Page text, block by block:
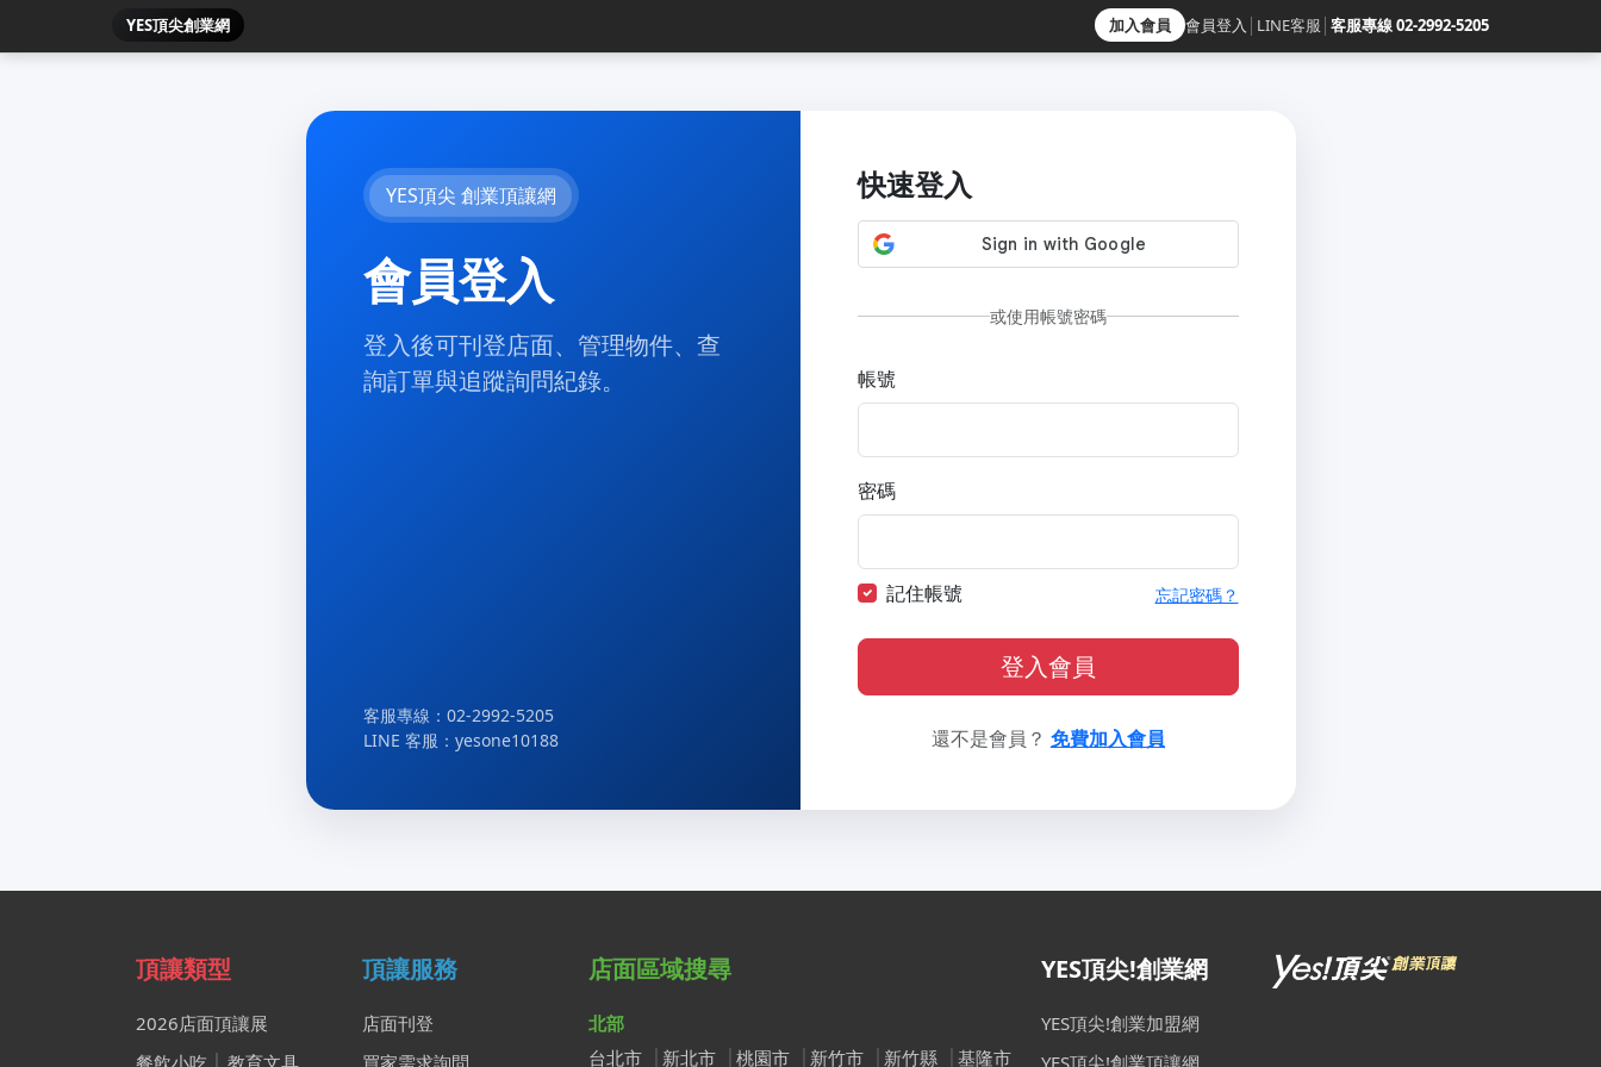
YES頂尖創業網 加入會員 會員登入 LINE客服 客服專線 02-2992-5205
YES頂尖 創業頂讓網
會員登入
登入後可刊登店面、管理物件、查
詢訂單與追蹤詢問紀錄。
客服專線：02-2992-5205
LINE 客服：yesone10188
快速登入
或使用帳號密碼
帳號
密碼
記住帳號 忘記密碼？
登入會員
還不是會員？ 免費加入會員
頂讓類型
2026店面頂讓展
餐飲小吃
教育文具
頂讓服務
店面刊登
買家需求詢問
店面區域搜尋
北部
台北市
新北市 桃園市 新竹市 新竹縣 基隆市
YES頂尖!創業網
YES頂尖!創業加盟網
YES頂尖!創業頂讓網